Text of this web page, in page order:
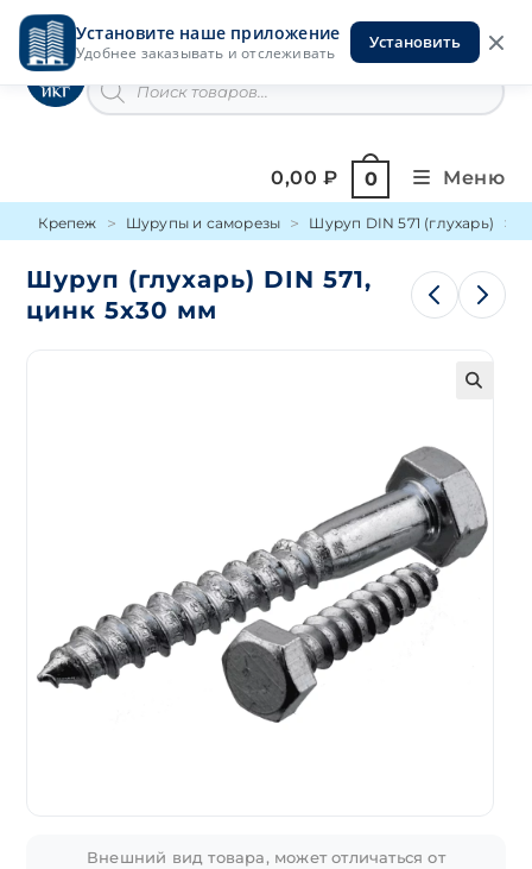
Установите наше приложение
Удобнее заказывать и отслеживать
Установить
Перейти
содержимомуИнструменты на Горской
товаров
0,00₽ 0 Меню
Крепеж Шурупы и саморезы Шуруп DIN 571 (глухарь)
Шуруп (глухарь) DIN 571,
цинк 5х30 мм
Внешний вид товара, может отличаться от